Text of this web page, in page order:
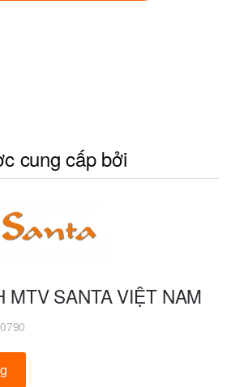
cung cấp bởi
MTV SANTA VIỆT NAM